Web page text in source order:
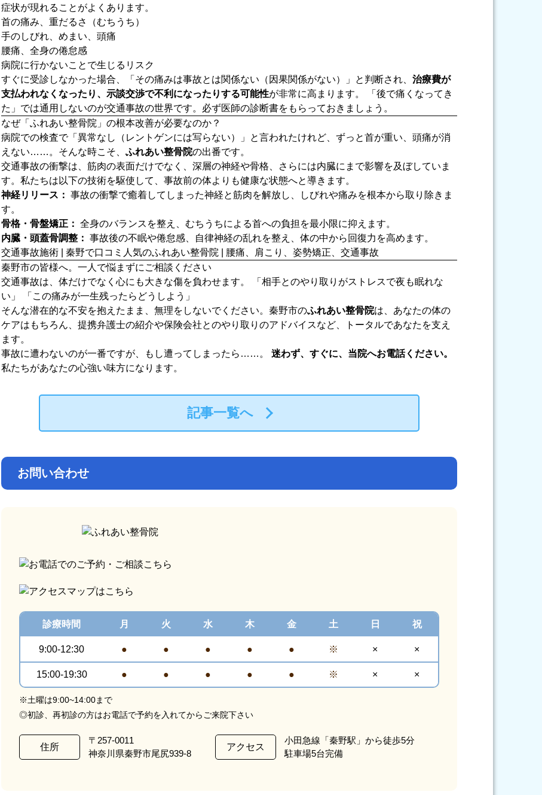
症状が現れることがよくあります。
首の痛み、重だるさ（むちうち）
手のしびれ、めまい、頭痛
腰痛、全身の倦怠感
病院に行かないことで生じるリスク
すぐに受診しなかった場合、「その痛みは事故とは関係ない（因果関係がない）」と判断され、 治療費が
支払われなくなったり、示談交渉で不利になったりする可能性が非常に高まります。 「後で痛くなってき
た」では通用しないのが交通事故の世界です。必ず医師の診断書をもらっておきましょう。
なぜ「ふれあい整骨院」の根本改善が必要なのか？
病院での検査で「異常なし（レントゲンには写らない）」と言われたけれど、ずっと首が重い、頭痛が消
えない……。そんな時こそ、 ふれあい整骨院の出番です。
交通事故の衝撃は、筋肉の表面だけでなく、深層の神経や骨格、さらには内臓にまで影響を及ぼしていま
す。私たちは以下の技術を駆使して、事故前の体よりも健康な状態へと導きます。
神経リリース： 事故の衝撃で癒着してしまった神経と筋肉を解放し、しびれや痛みを根本から取り除きま
す。
骨格・骨盤矯正： 全身のバランスを整え、むちうちによる首への負担を最小限に抑えます。
内臓・頭蓋骨調整： 事故後の不眠や倦怠感、自律神経の乱れを整え、体の中から回復力を高めます。
交通事故施術 | 秦野で口コミ人気のふれあい整骨院 | 腰痛、肩こり、姿勢矯正、交通事故
秦野市の皆様へ。一人で悩まずにご相談ください
交通事故は、体だけでなく心にも大きな傷を負わせます。 「相手とのやり取りがストレスで夜も眠れな
い」 「この痛みが一生残ったらどうしよう」
そんな潜在的な不安を抱えたまま、無理をしないでください。秦野市のふれあい整骨院は、あなたの体の
ケアはもちろん、提携弁護士の紹介や保険会社とのやり取りのアドバイスなど、トータルであなたを支え
ます。
事故に遭わないのが一番ですが、もし遭ってしまったら……。 迷わず、すぐに、当院へお電話ください。
私たちがあなたの心強い味方になります。
記事一覧へ
お問い合わせ
診療時間 月 火 水 木 金 土 日 祝
9:00-12:30 ● ● ● ● ● ※ × ×
15:00-19:30 ● ● ● ● ● ※ × ×
※土曜は9:00~14:00まで
◎初診、再初診の方はお電話で予約を入れてからご来院下さい
住所
〒257-0011
神奈川県秦野市尾尻939-8
アクセス
小田急線「秦野駅」から徒歩5分
駐車場5台完備